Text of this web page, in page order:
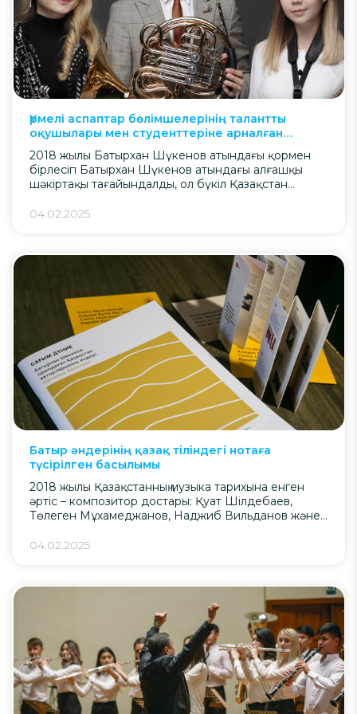
Үрмелі аспаптар бөлімшелерінің талантты
оқушылары мен студенттеріне арналған
2018 жылы Батырхан Шүкенов атындағы қормен
бірлесіп Батырхан Шүкенов атындағы алғашқы
шәкіртақы тағайындалды, ол бүкіл Қазақстан
оқушылары мен студенттеріне жыл сайынғы
орындау бойынша бейнежазбалар ұсынды және
қатысушылардың орындаушылық шеберлігін,
әртістік шеберлігі мен уәждемесін бағалайтын
қазылар алқасының мүшелерімен әңгімелесуден өтті.
Жыл сайын […]
04.02.2025
Батыр әндерінің қазақ тіліндегі нотаға
түсірілген басылымы
2018 жылы Қазақстанның музыка тарихына енген
әртіс – композитор достары: Қуат Шілдебаев,
Төлеген Мұхамеджанов, Наджиб Вильданов және
жинақталған «Сағым дүние» ноталық басылымы
«Әке», «Жан ана», «Аңыз ару», «Жүрегімде Астана»,
«Күндер-ай», «Алдар Көсе» «Ұйықта, бөпем», «Әсем
дүние», «Аманат» шығармалары […]
04.02.2025